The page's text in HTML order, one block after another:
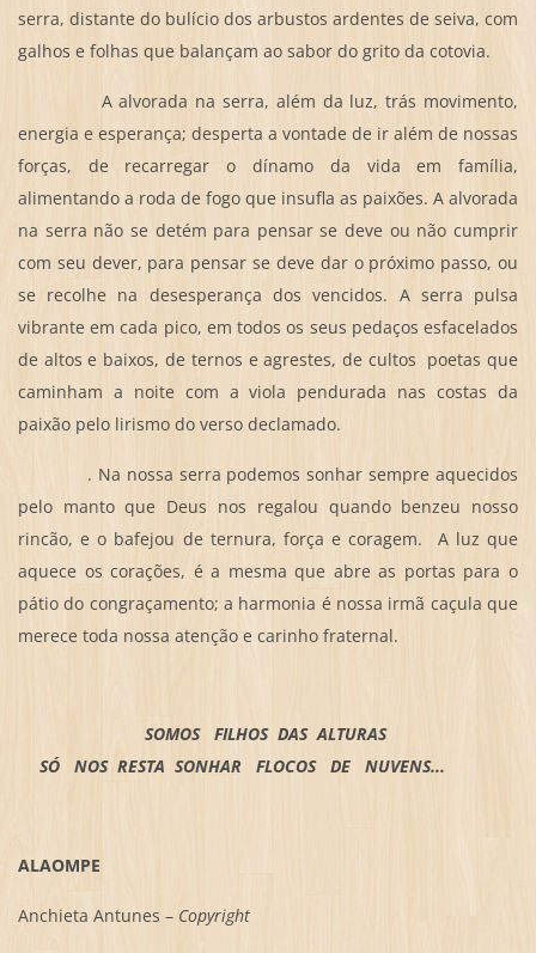
serra, distante do bulício dos arbustos ardentes de seiva, com
galhos e folhas que balançam ao sabor do grito da cotovia.
A alvorada na serra, além da luz, trás movimento,
energia e esperança; desperta a vontade de ir além de nossas
forças, de recarregar o dínamo da vida em família,
alimentando a roda de fogo que insufla as paixões. A alvorada
na serra não se detém para pensar se deve ou não cumprir
com seu dever, para pensar se deve dar o próximo passo, ou
se recolhe na desesperança dos vencidos. A serra pulsa
vibrante em cada pico, em todos os seus pedaços esfacelados
de altos e baixos, de ternos e agrestes, de cultos poetas que
caminham a noite com a viola pendurada nas costas da
paixão pelo lirismo do verso declamado.
. Na nossa serra podemos sonhar sempre aquecidos
pelo manto que Deus nos regalou quando benzeu nosso
rincão, e o bafejou de ternura, força e coragem. A luz que
aquece os corações, é a mesma que abre as portas para o
pátio do congraçamento; a harmonia é nossa irmã caçula que
merece toda nossa atenção e carinho fraternal.
SOMOS FILHOS DAS ALTURAS
SÓ NOS RESTA SONHAR FLOCOS DE NUVENS...
ALAOMPE
Anchieta Antunes – Copyright